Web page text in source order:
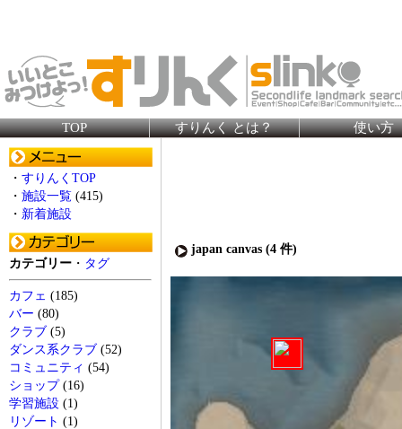
TOP すりんく とは？ 使い方
・ すりんくTOP
・ 施設一覧 (415)
・ 新着施設
カテゴリー ・ タグ
カフェ (185)
バー (80)
クラブ (5)
ダンス系クラブ (52)
コミュニティ (54)
ショップ(16)
学習施設 (1)
リゾート (1)
japan canvas (4 件)